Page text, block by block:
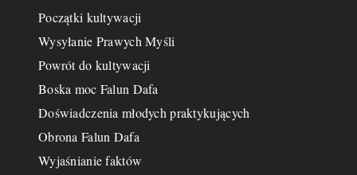
Początki kultywacji
Wysyłanie Prawych Myśli
Powrót do kultywacji
Boska moc Falun Dafa
Doświadczenia młodych praktykujących
Obrona Falun Dafa
Wyjaśnianie faktów